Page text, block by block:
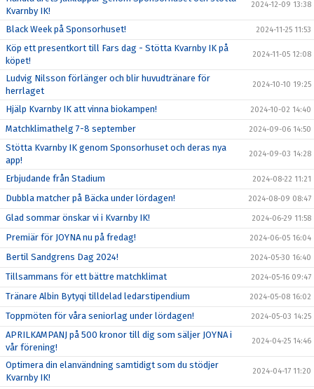
Kvarnby IK!
2024-12-09 13:38
Black Week på Sponsorhuset! 2024-11-25 11:53
Köp ett presentkort till Fars dag - Stötta Kvarnby IK på
köpet!
2024-11-05 12:08
Ludvig Nilsson förlänger och blir huvudtränare för
herrlaget
2024-10-10 19:25
Hjälp Kvarnby IK att vinna biokampen! 2024-10-02 14:40
Matchklimathelg 7-8 september 2024-09-06 14:50
Stötta Kvarnby IK genom Sponsorhuset och deras nya
app!
2024-09-03 14:28
Erbjudande från Stadium 2024-08-22 11:21
Dubbla matcher på Bäcka under lördagen! 2024-08-09 08:47
Glad sommar önskar vi i Kvarnby IK! 2024-06-29 11:58
Premiär för JOYNA nu på fredag! 2024-06-05 16:04
Bertil Sandgrens Dag 2024! 2024-05-30 16:40
Tillsammans för ett bättre matchklimat 2024-05-16 09:47
Tränare Albin Bytyqi tilldelad ledarstipendium 2024-05-08 16:02
Toppmöten för våra seniorlag under lördagen! 2024-05-03 14:25
APRILKAMPANJ på 500 kronor till dig som säljer JOYNA i
vår förening!
2024-04-25 14:46
Optimera din elanvändning samtidigt som du stödjer
Kvarnby IK!
2024-04-17 11:20